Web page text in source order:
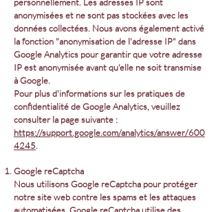
anonymisées et ne sont pas stockées avec les
données collectées. Nous avons également activé
la fonction "anonymisation de l'adresse IP" dans
Google Analytics pour garantir que votre adresse
IP est anonymisée avant qu'elle ne soit transmise
à Google.
Pour plus d'informations sur les pratiques de
confidentialité de Google Analytics, veuillez
consulter la page suivante :
https://support.google.com/analytics/answer/600
4245.
Google reCaptcha
Nous utilisons Google reCaptcha pour protéger
notre site web contre les spams et les attaques